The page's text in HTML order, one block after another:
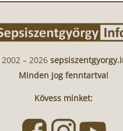
– 2026
Minden jog fenntartva!
Kövess minket: